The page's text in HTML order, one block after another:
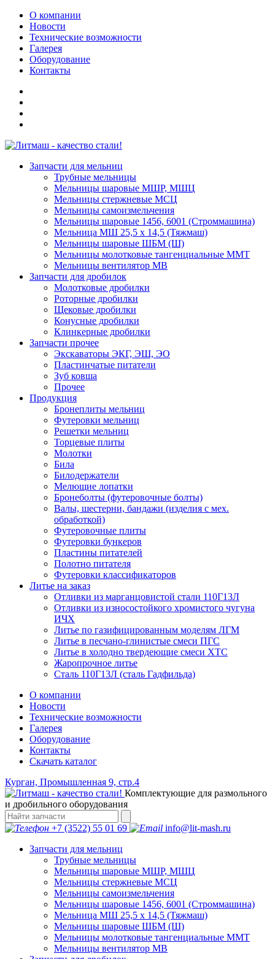
О компании
Новости
Технические возможности
Галерея
Оборудование
Контакты
Запчасти для мельниц
Трубные мельницы
Мельницы шаровые МШР, МШЦ
Мельницы стержневые МСЦ
Мельницы самоизмельчения
Мельницы шаровые 1456, 6001 (Строммашина)
Мельница МШ 25,5 х 14,5 (Тяжмаш)
Мельницы шаровые ШБМ (Ш)
Мельницы молотковые тангенциальные ММТ
Мельницы вентилятор МВ
Запчасти для дробилок
Молотковые дробилки
Роторные дробилки
Щековые дробилки
Конусные дробилки
Клинкерные дробилки
Запчасти прочее
Экскаваторы ЭКГ, ЭШ, ЭО
Пластинчатые питатели
Зуб ковша
Прочее
Продукция
Бронеплиты мельниц
Футеровки мельниц
Решетки мельниц
Торцевые плиты
Молотки
Била
Билодержатели
Мелющие лопатки
Бронеболты (футеровочные болты)
Валы, шестерни, бандажи (изделия с мех.
обработкой)
Футеровочные плиты
Футеровки бункеров
Пластины питателей
Полотно питателя
Футеровки классификаторов
Литье на заказ
Отливки из марганцовистой стали 110Г13Л
Отливки из износостойкого хромистого чугуна
ИЧХ
Литье по газифицированным моделям ЛГМ
Литье в песчано-глинистые смеси ПГС
Литье в холодно твердеющие смеси ХТС
Жаропрочное литье
Сталь 110Г13Л (сталь Гадфильда)
О компании
Новости
Технические возможности
Галерея
Оборудование
Контакты
Скачать каталог
Курган, Промышленная 9, стр.4
Комплектующие для размольного
и дробильного оборудования
+7 (3522) 55 01 69
info@lit-mash.ru
Запчасти для мельниц
Трубные мельницы
Мельницы шаровые МШР, МШЦ
Мельницы стержневые МСЦ
Мельницы самоизмельчения
Мельницы шаровые 1456, 6001 (Строммашина)
Мельница МШ 25,5 х 14,5 (Тяжмаш)
Мельницы шаровые ШБМ (Ш)
Мельницы молотковые тангенциальные ММТ
Мельницы вентилятор МВ